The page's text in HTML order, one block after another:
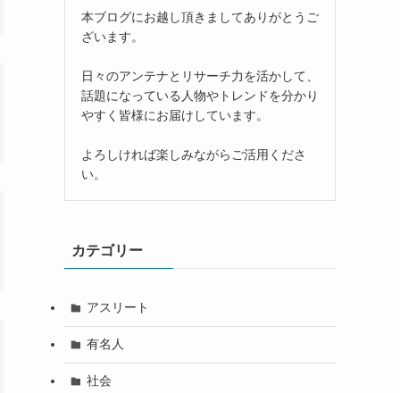
本ブログにお越し頂きましてありがとうご
ざいます。
日々のアンテナとリサーチ力を活かして、
話題になっている人物やトレンドを分かり
やすく皆様にお届けしています。
よろしければ楽しみながらご活用くださ
い。
カテゴリー
アスリート
有名人
社会